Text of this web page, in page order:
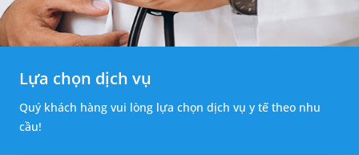
Lựa chọn dịch vụ
Quý khách hàng vui lòng lựa chọn dịch vụ y tế theo nhu
cầu!